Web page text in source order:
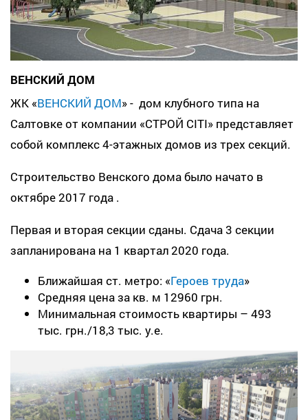
ВЕНСКИЙ ДОМ
ЖК «ВЕНСКИЙ ДОМ» - дом клубного типа на
Салтовке от компании «СТРОЙ СІТІ» представляет
собой комплекс 4-этажных домов из трех секций.
Строительство Венского дома было начато в
октябре 2017 года .
Первая и вторая секции сданы. Сдача 3 секции
запланирована на 1 квартал 2020 года.
Ближайшая ст. метро: «Героев труда»
Средняя цена за кв. м 12960 грн.
Минимальная стоимость квартиры – 493
тыс. грн./18,3 тыс. у.е.